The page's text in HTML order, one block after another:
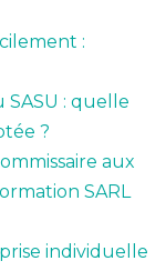
:
: quelle
?
aux
SARL
individuelle